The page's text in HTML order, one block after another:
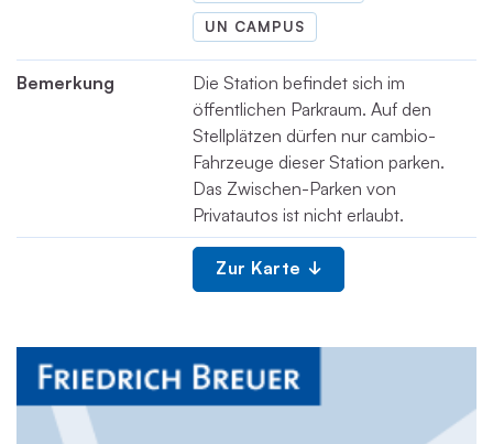
UN CAMPUS
Bemerkung
Die Station befindet sich im
öffentlichen Parkraum. Auf den
Stellplätzen dürfen nur cambio-
Fahrzeuge dieser Station parken.
Das Zwischen-Parken von
Privatautos ist nicht erlaubt.
Zur Karte